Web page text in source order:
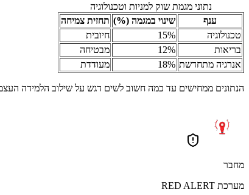
נתוני מגמת שוק למניות וטכנולוגיה
ענף
שינוי במגמה (%) תחזית צמיחה
טכנולוגיה
15%
חיובית
בריאות
12%
מבטיחה
אנרגיה מתחדשת 18% מעודדת
הנתונים ממחישים עד כמה חשוב לשים דגש על שילוב הלמידה
מחבר
מערכת RED ALERT